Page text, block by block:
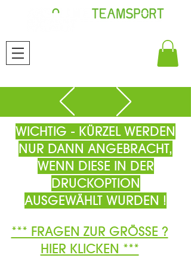
WICHTIG - KÜRZEL WERDEN
NUR DANN ANGEBRACHT,
WENN DIESE IN DER
DRUCKOPTION
AUSGEWÄHLT WURDEN !
*** FRAGEN ZUR GRÖSSE ?
HIER KLICKEN ***